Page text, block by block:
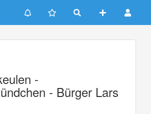
-
- Bürger Lars